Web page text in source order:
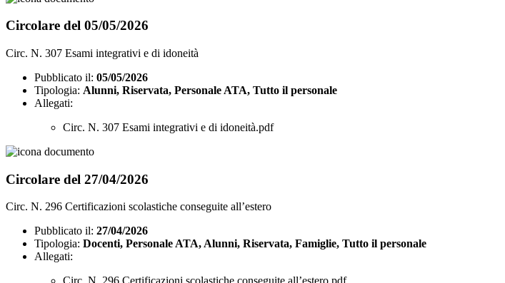
Circolare del 05/05/2026
Circ. N. 307 Esami integrativi e di idoneità
Pubblicato il: 05/05/2026
Tipologia: Alunni, Riservata, Personale ATA, Tutto il personale
Allegati:
Circ. N. 307 Esami integrativi e di idoneità.pdf
Circolare del 27/04/2026
Circ. N. 296 Certificazioni scolastiche conseguite all’estero
Pubblicato il: 27/04/2026
Tipologia: Docenti, Personale ATA, Alunni, Riservata, Famiglie, Tutto il personale
Allegati: